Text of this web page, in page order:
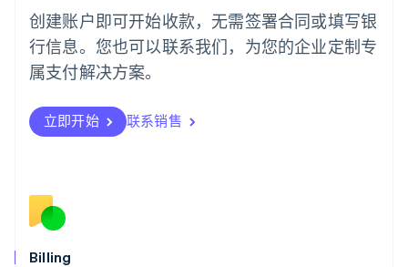
创建账户即可开始收款，无需签署合同或填写银
行信息。您也可以联系我们，为您的企业定制专
属支付解决方案。
立即开始 联系销售
Billing
葡萄牙
Português English
日本
日本語English
瑞典
瑞士
DeutschFrançais
English
斯洛文尼亚